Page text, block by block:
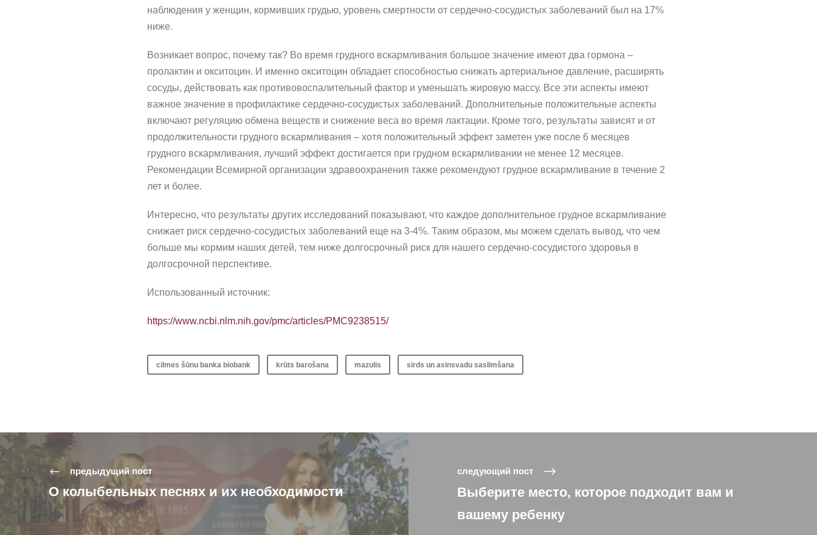
наблюдения у женщин, кормивших грудью, уровень смертности от сердечно-сосудистых заболеваний был на 17%
ниже.
Возникает вопрос, почему так? Во время грудного вскармливания большое значение имеют два гормона –
пролактин и окситоцин. И именно окситоцин обладает способностью снижать артериальное давление, расширять
сосуды, действовать как противовоспалительный фактор и уменьшать жировую массу. Все эти аспекты имеют
важное значение в профилактике сердечно-сосудистых заболеваний. Дополнительные положительные аспекты
включают регуляцию обмена веществ и снижение веса во время лактации. Кроме того, результаты зависят и от
продолжительности грудного вскармливания – хотя положительный эффект заметен уже после 6 месяцев
грудного вскармливания, лучший эффект достигается при грудном вскармливании не менее 12 месяцев.
Рекомендации Всемирной организации здравоохранения также рекомендуют грудное вскармливание в течение 2
лет и более.
Интересно, что результаты других исследований показывают, что каждое дополнительное грудное вскармливание
снижает риск сердечно-сосудистых заболеваний еще на 3-4%. Таким образом, мы можем сделать вывод, что чем
больше мы кормим наших детей, тем ниже долгосрочный риск для нашего сердечно-сосудистого здоровья в
долгосрочной перспективе.
Использованный источник:
https://www.ncbi.nlm.nih.gov/pmc/articles/PMC9238515/
cilmes šūnu banka biobank krūts barošana mazulis sirds un asinsvadu saslimšana
предыдущий пост
О колыбельных песнях и их необходимости
следующий пост
Выберите место, которое подходит вам и
вашему ребенку